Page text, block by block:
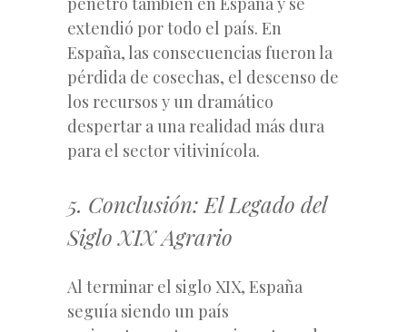
extendió por todo el país. En
España, las consecuencias fueron la
pérdida de cosechas, el descenso de
los recursos y un dramático
despertar a una realidad más dura
para el sector vitivinícola.
5. Conclusión: El Legado del
Siglo XIX Agrario
Al terminar el siglo XIX, España
seguía siendo un país